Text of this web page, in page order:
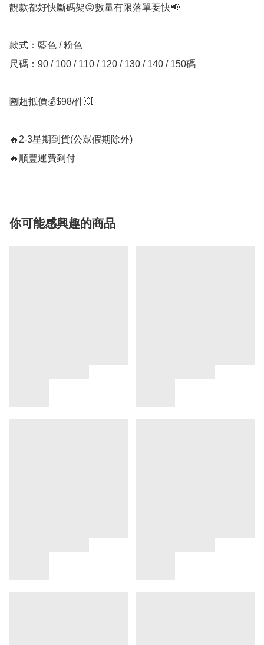
靚款都好快斷碼架😝數量有限落單要快📢
款式：️藍色 / 粉色
尺碼：90 / 100 / 110 / 120 / 130 / 140 / 150碼
🈹超抵價💰$98/件💥
🔥2-3星期到貨(公眾假期除外)
🔥順豐運費到付
你可能感興趣的商品